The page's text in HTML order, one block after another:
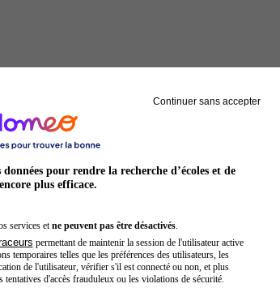
Continuer sans accepter
pour rendre la recherche d’écoles et de
plus efficace.
services et ne peuvent pas être désactivés.
permettant de maintenir la session de l'utilisateur active
temporaires telles que les préférences des utilisateurs, les
de l'utilisateur, vérifier s'il est connecté ou non, et plus
d'accès frauduleux ou les violations de sécurité.